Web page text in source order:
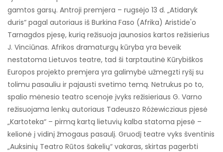
gamtos garsų. Antroji premjera – rugsėjo 13 d. „Atidaryk
duris“ pagal autoriaus iš Burkina Faso (Afrika) Aristide'o
Tarnagdos pjesę, kurią režisuoja jaunosios kartos režisierius
J. Vinciūnas. Afrikos dramaturgų kūryba yra beveik
nestatoma Lietuvos teatre, tad ši tarptautinė Kūrybiškos
Europos projekto premjera yra galimybė užmegzti ryšį su
tolimu pasauliu ir pajausti svetimo temą. Netrukus po to,
spalio mėnesio teatro scenoje įvyks režisieriaus G. Varno
režisuojama lenkų autoriaus Tadeuszo Różewicziaus pjesė
„Kartoteka“ – pirmą kartą lietuvių kalba statoma pjesė –
kelionė į vidinį žmogaus pasaulį. Gruodį teatre vyks šventinis
„Auksinių Teatro Rūtos šakelių“ vakaras, skirtas pagerbti